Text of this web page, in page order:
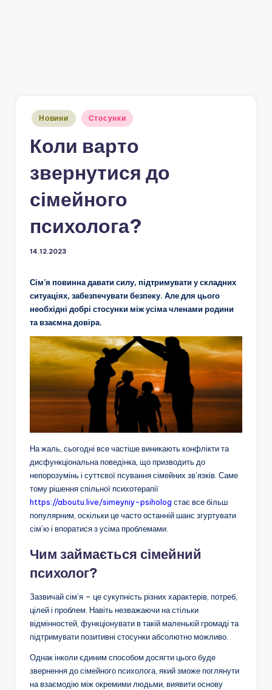
Опубліковано
Новини Стосунки
Коли варто
звернутися до
сімейного
психолога?
14.12.2023
Сім’я повинна давати силу, підтримувати у складних
ситуаціях, забезпечувати безпеку. Але для цього
необхідні добрі стосунки між усіма членами родини
та взаємна довіра.
На жаль, сьогодні все частіше виникають конфлікти та
дисфункціональна поведінка, що призводить до
непорозумінь і суттєвої псування сімейних зв’язків. Саме
тому рішення спільної психотерапії
https://aboutu.live/simeyniy-psiholog стає все більш
популярним, оскільки це часто останній шанс згуртувати
сім’ю і впоратися з усіма проблемами.
Чим займається сімейний
психолог?
Зазвичай сім’я – це сукупність різних характерів, потреб,
цілей і проблем. Навіть незважаючи на стільки
відмінностей, функціонувати в такій маленькій громаді та
підтримувати позитивні стосунки абсолютно можливо.
Однак інколи єдиним способом досягти цього буде
звернення до сімейного психолога, який зможе поглянути
на взаємодію між окремими людьми, виявити основу